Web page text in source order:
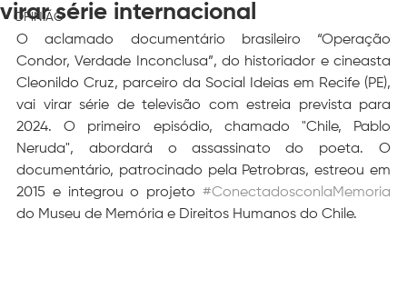
OPINIÃO
virar série internacional
O aclamado documentário brasileiro “Operação
Condor, Verdade Inconclusa”, do historiador e cineasta
Cleonildo Cruz, parceiro da Social Ideias em Recife (PE),
vai virar série de televisão com estreia prevista para
2024. O primeiro episódio, chamado "Chile, Pablo
Neruda", abordará o assassinato do poeta. O
documentário, patrocinado pela Petrobras, estreou em
2015 e integrou o projeto #ConectadosconlaMemoria
do Museu de Memória e Direitos Humanos do Chile.